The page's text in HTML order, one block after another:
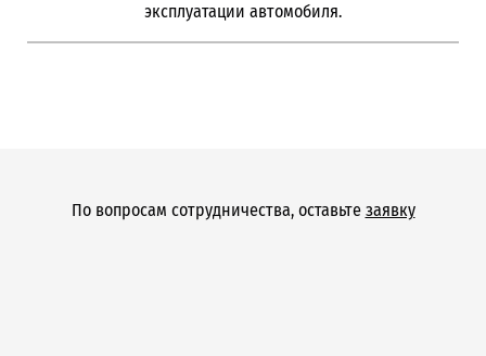
эксплуатации автомобиля.
По вопросам сотрудничества, оставьте заявку